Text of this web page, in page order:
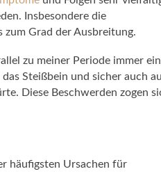
Insbesondere die
Grad der Ausbreitung.
zu meiner Periode immer
Steißbein und sicher auch
Diese Beschwerden zogen
häufigsten Ursachen für